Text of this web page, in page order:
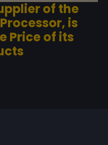
of the
is
Price of its